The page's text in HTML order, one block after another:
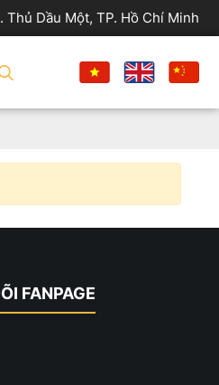
Thủ Dầu Một, TP. Hồ Chí Minh
FANPAGE